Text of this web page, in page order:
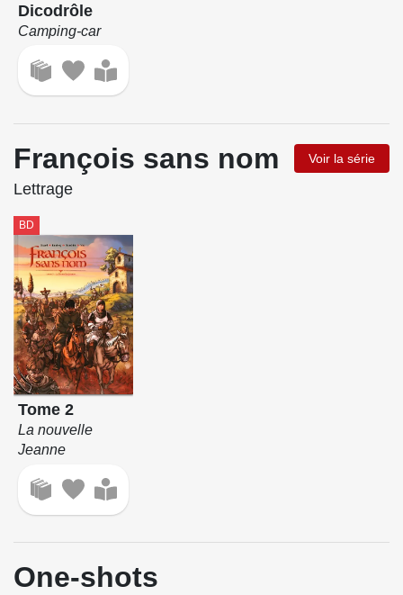
Dicodrôle
Camping-car
François sans nom Voir la série
Lettrage
BD
Tome 2
La nouvelle
Jeanne
One-shots